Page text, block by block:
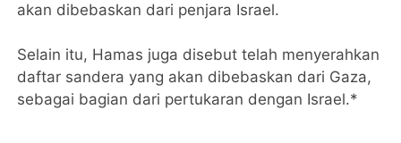
akan dibebaskan dari penjara Israel.
Selain itu, Hamas juga disebut telah menyerahkan
daftar sandera yang akan dibebaskan dari Gaza,
sebagai bagian dari pertukaran dengan Israel.*